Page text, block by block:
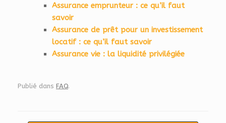
Assurance emprunteur : ce qu’il faut
savoir
Assurance de prêt pour un investissement
locatif : ce qu’il faut savoir
Assurance vie : la liquidité privilégiée
Publié dans FAQ.